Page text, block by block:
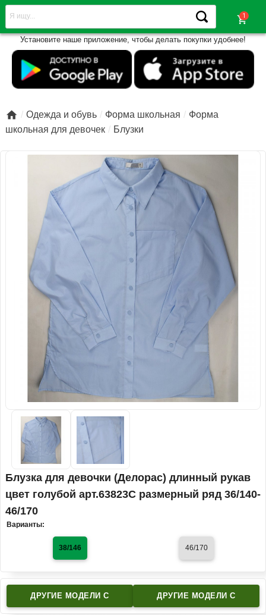
shopping_cart
Установите наше приложение, чтобы делать покупки удобнее!
 Одежда и обувь Форма школьная
Форма
школьная для девочек
Блузки
Блузка для девочки (Делорас) длинный рукав
цвет голубой арт.63823С размерный ряд 36/140-
46/170
Варианты:
38/146 46/170
ДРУГИЕ МОДЕЛИ C ДРУГИЕ МОДЕЛИ C